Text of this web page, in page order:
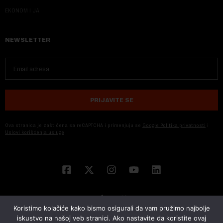
EKONOM I JA
NEWSLETTER
PRIJAVITE SE
Ova stranica je zaštićena sa reCAPTCHA i primenjuju se Google Politika privatnosti i
Uslovi korišćenja usluge
Koristimo kolačiće kako bismo osigurali da vam pružimo najbolje
iskustvo na našoj veb stranici. Ako nastavite da koristite ovaj